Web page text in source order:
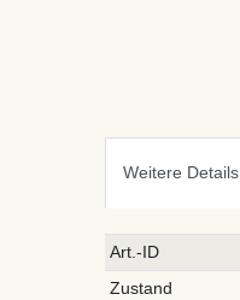
Weitere Details
Technisches
Merkmal
Wert
Art.-ID
Zustand